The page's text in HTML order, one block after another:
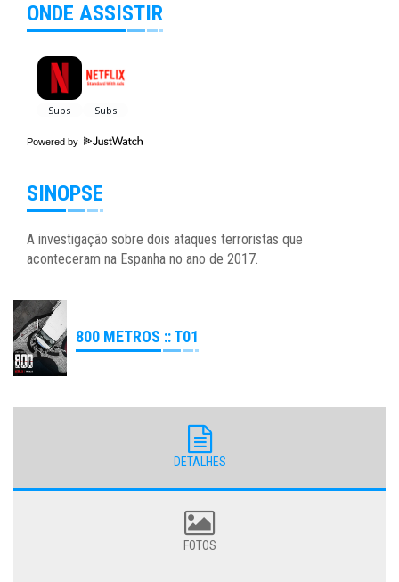
ONDE ASSISTIR
Powered by
SINOPSE
A investigação sobre dois ataques terroristas que
aconteceram na Espanha no ano de 2017.
800 METROS :: T01
DETALHES
FOTOS